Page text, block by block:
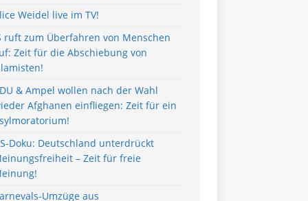
Weidel live im TV!
ruft zum Überfahren von Menschen
Zeit für die Abschiebung von
& Ampel wollen nach der Wahl
Afghanen einfliegen: Zeit für ein
Doku: Deutschland unterdrückt
– Zeit für freie
Umzüge aus